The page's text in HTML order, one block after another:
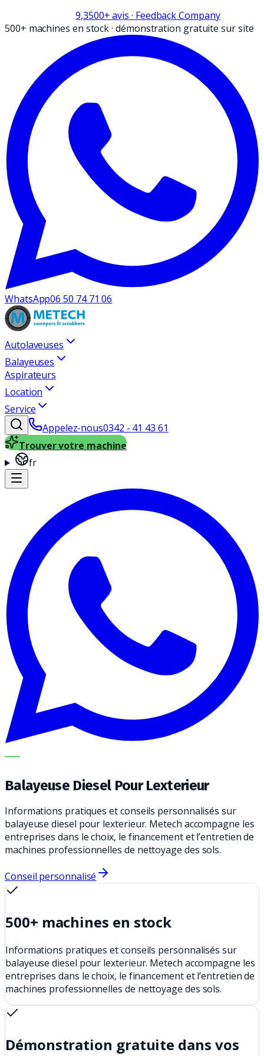
9,3500+avis · Feedback Company
500+ machines en stock·démonstration gratuite sur site
WhatsApp06 50 74 71 06
Autolaveuses
Balayeuses
Aspirateurs
Location
Service
Appelez-nous0342 - 41 43 61
Trouver votre machine
fr
METECH
Balayeuse Diesel Pour Lexterieur
Informations pratiques et conseils personnalisés sur
balayeuse diesel pour lexterieur. Metech accompagne les
entreprises dans le choix, le financement et l’entretien de
machines professionnelles de nettoyage des sols.
Conseil personnalisé
500+ machines en stock
Informations pratiques et conseils personnalisés sur
balayeuse diesel pour lexterieur. Metech accompagne les
entreprises dans le choix, le financement et l’entretien de
machines professionnelles de nettoyage des sols.
Démonstration gratuite dans vos